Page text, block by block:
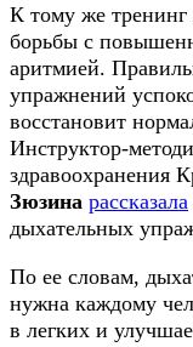
К тому же тренинг
борьбы с
аритмией.
упражнений
восстановит
Инструктор-
здравоохранения
Зюзина рассказала
дыхательных
По ее словам,
нужна каждому
в легких и